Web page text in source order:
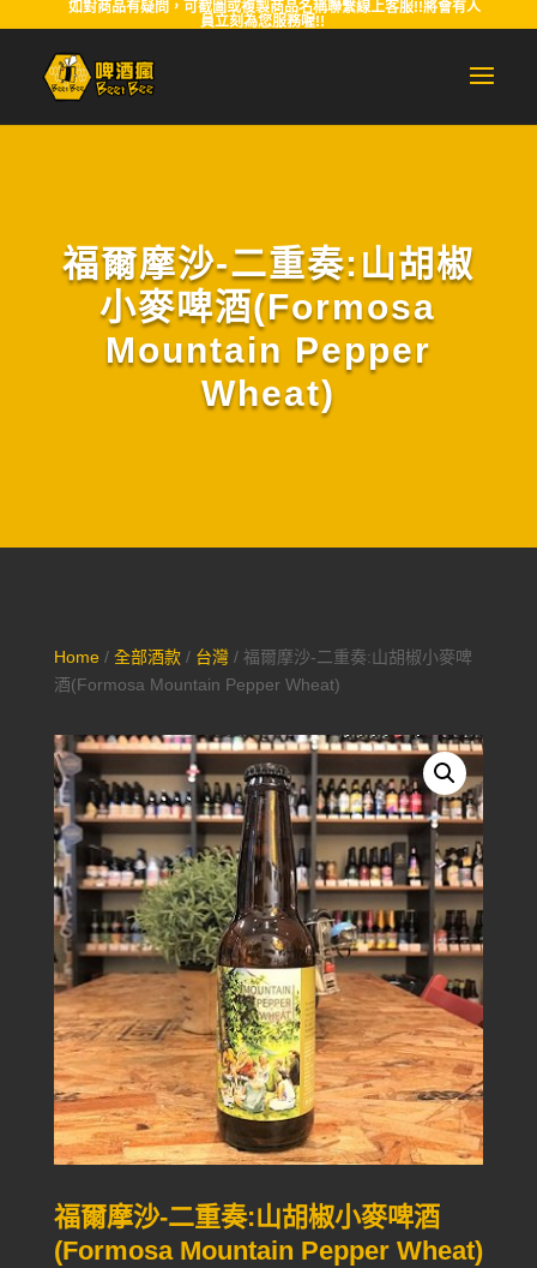
如對商品有疑問，可截圖或複製商品名稱聯繫線上客服!!將會有人
員立刻為您服務喔!!
福爾摩沙-二重奏:山胡椒
小麥啤酒(Formosa
Mountain Pepper
Wheat)
Home/ 全部酒款/ 台灣/ 福爾摩沙-二重奏:山胡椒小麥啤
酒(Formosa Mountain Pepper Wheat)
福爾摩沙-二重奏:山胡椒小麥啤酒
(Formosa Mountain Pepper Wheat)